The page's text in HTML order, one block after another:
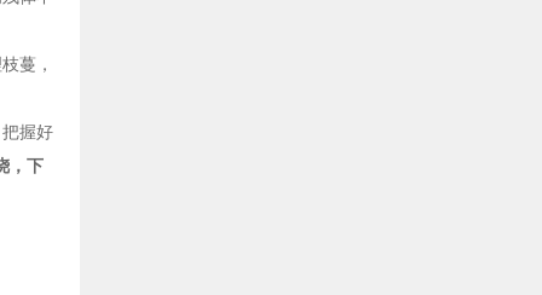
蔓，
握好
，下